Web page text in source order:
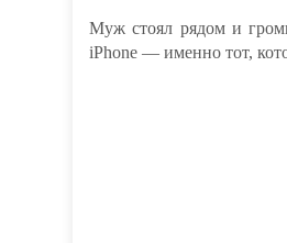
Муж стоял рядом и
iPhone — именно тот,